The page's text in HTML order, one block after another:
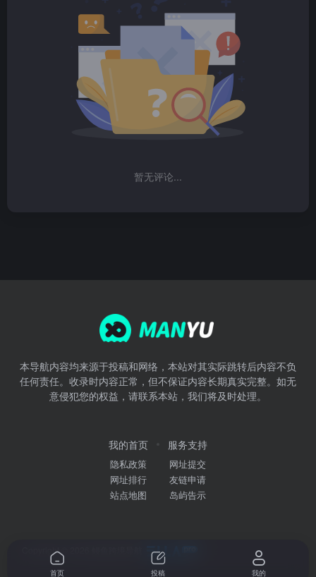
暂无评论...
本导航内容均来源于投稿和网络，本站对其实际跳转后内容不负
任何责任。收录时内容正常，但不保证内容长期真实完整。如无
意侵犯您的权益，请联系本站，我们将及时处理。
我的首页
隐私政策
网址排行
站点地图
服务支持
网址提交
友链申请
岛屿告示
Copyright © 2026
首页 投稿 我的